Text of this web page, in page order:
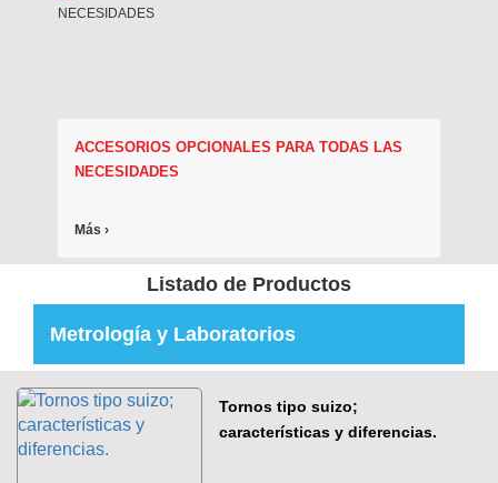
ACCESORIOS OPCIONALES PARA TODAS LAS
NECESIDADES
Más ›
Listado de Productos
Metrología y Laboratorios
Tornos tipo suizo;
características y diferencias.